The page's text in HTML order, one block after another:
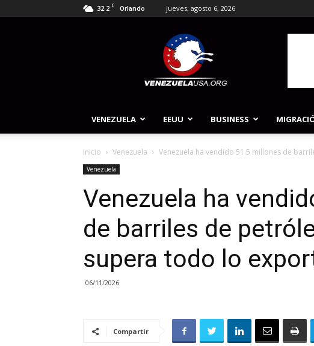
32.2 C Orlando jueves, agosto 6, 2026
Venezuela
USA
VENEZUELA EEUU BUSINESS
Inicio Venezuela Venezuela ha vendido 51.5 millones de
Venezuela
Venezuela ha
de barriles de
supera todo lo
06/11/2026
Compartir